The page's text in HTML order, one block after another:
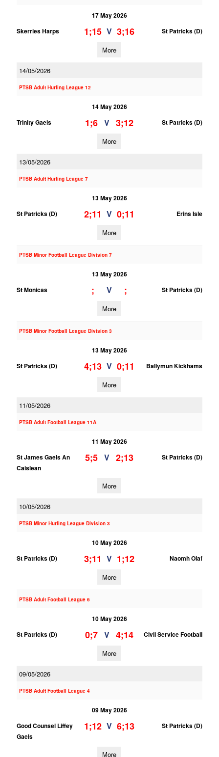
17 May 2026
Skerries Harps
1;15 V 3;16 St Patricks (D)
More
14/05/2026
PTSB Adult Hurling League 12
14 May 2026
Trinity Gaels
1;6 V 3;12 St Patricks (D)
More
13/05/2026
PTSB Adult Hurling League 7
13 May 2026
St Patricks (D)
2;11 V 0;11 Erins Isle
More
PTSB Minor Football League Division 7
13 May 2026
St Monicas
; V ; St Patricks (D)
More
PTSB Minor Football League Division 3
13 May 2026
St Patricks (D)
4;13 V 0;11 Ballymun Kickhams
More
11/05/2026
PTSB Adult Football League 11A
11 May 2026
St James Gaels An
Caislean
5;5 V 2;13 St Patricks (D)
More
10/05/2026
PTSB Minor Hurling League Division 3
10 May 2026
St Patricks (D)
3;11 V 1;12 Naomh Olaf
More
PTSB Adult Football League 6
10 May 2026
St Patricks (D)
0;7 V 4;14 Civil Service Football
More
09/05/2026
PTSB Adult Football League 4
09 May 2026
Good Counsel Liffey
Gaels
1;12 V 6;13 St Patricks (D)
More